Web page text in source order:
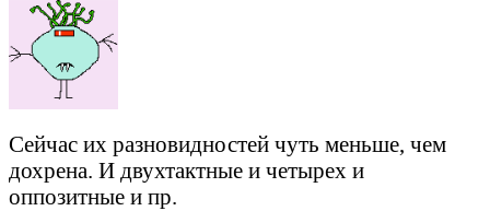
Сейчас их разновидностей чуть меньше, чем
дохрена. И двухтактные и четырех и
оппозитные и пр.